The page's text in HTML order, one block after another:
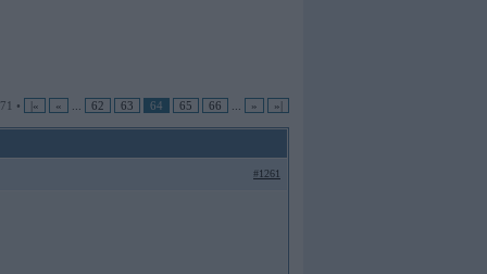
• |« « 62 63 64 65 66 » »|
#1261